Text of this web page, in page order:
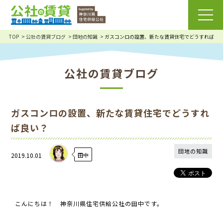
TOP 公社の賃貸ブログ 団地の知識 ガスコンロの設置、新たな賃貸住宅でどうすれば良
公社の賃貸ブログ
ガスコンロの設置、新たな賃貸住宅でどうすれ
ば良い？
2019.10.01 田中
団地の知識
こんにちは！ 神奈川県住宅供給公社の田中です。